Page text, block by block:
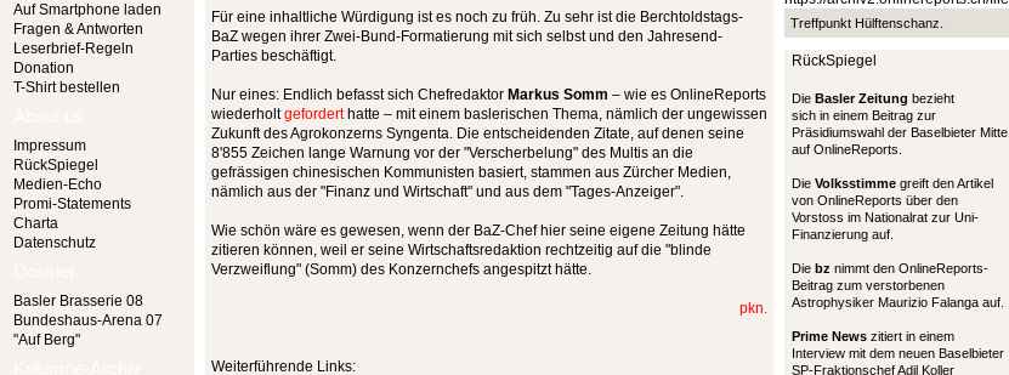
Auf Smartphone laden
Fragen & Antworten
Leserbrief-Regeln
Donation
T-Shirt bestellen
Impressum
RückSpiegel
Medien-Echo
Promi-Statements
Charta
Datenschutz
Basler Brasserie 08
Bundeshaus-Arena 07
"Auf Berg"
Für eine inhaltliche Würdigung ist es noch zu früh. Zu sehr ist die Berchtoldstags-
BaZ wegen ihrer Zwei-Bund-Formatierung mit sich selbst und den Jahresend-
Parties beschäftigt.
Nur eines: Endlich befasst sich Chefredaktor Markus Somm – wie es OnlineReports
wiederholtgeforderthatte – mit einem baslerischen Thema, nämlich der ungewissen
Zukunft des Agrokonzerns Syngenta. Die entscheidenden Zitate, auf denen seine
8'855 Zeichen lange Warnung vor der "Verscherbelung" des Multis an die
gefrässigen chinesischen Kommunisten basiert, stammen aus Zürcher Medien,
nämlich aus der "Finanz und Wirtschaft" und aus dem "Tages-Anzeiger".
Wie schön wäre es gewesen, wenn der BaZ-Chef hier seine eigene Zeitung hätte
zitieren können, weil er seine Wirtschaftsredaktion rechtzeitig auf die "blinde
Verzweiflung" (Somm) des Konzernchefs angespitzt hätte.
pkn.
Weiterführende Links:
Treffpunkt Hülftenschanz.
RückSpiegel
Die Basler Zeitung bezieht
sich in einem Beitrag zur
Präsidiumswahl der Baselbieter Mitte
auf OnlineReports.
Die Volksstimme greift den Artikel
von OnlineReports über den
Vorstoss im Nationalrat zur Uni-
Finanzierung auf.
Die bz nimmt den OnlineReports-
Beitrag zum verstorbenen
Astrophysiker Maurizio Falanga auf.
Prime News zitiert in einem
Interview mit dem neuen Baselbieter
SP-Fraktionschef Adil Koller